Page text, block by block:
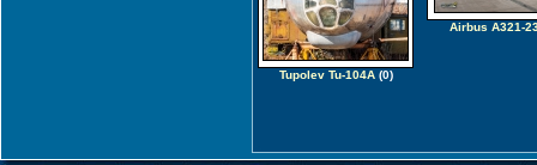
Tupolev Tu-104A(0)
Airbus A321-